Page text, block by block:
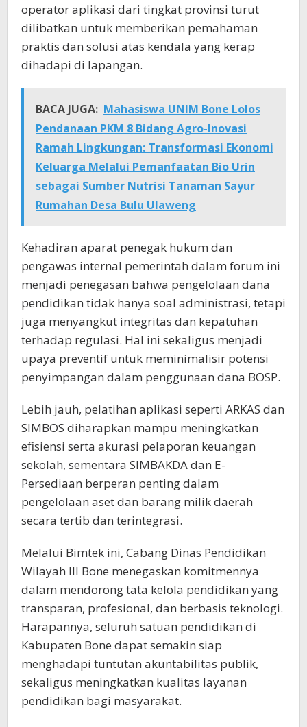
operator aplikasi dari tingkat provinsi turut
dilibatkan untuk memberikan pemahaman
praktis dan solusi atas kendala yang kerap
dihadapi di lapangan.
BACA JUGA: Mahasiswa UNIM Bone Lolos
Pendanaan PKM 8 Bidang Agro-Inovasi
Ramah Lingkungan: Transformasi Ekonomi
Keluarga Melalui Pemanfaatan Bio Urin
sebagai Sumber Nutrisi Tanaman Sayur
Rumahan Desa Bulu Ulaweng
Kehadiran aparat penegak hukum dan
pengawas internal pemerintah dalam forum ini
menjadi penegasan bahwa pengelolaan dana
pendidikan tidak hanya soal administrasi, tetapi
juga menyangkut integritas dan kepatuhan
terhadap regulasi. Hal ini sekaligus menjadi
upaya preventif untuk meminimalisir potensi
penyimpangan dalam penggunaan dana BOSP.
Lebih jauh, pelatihan aplikasi seperti ARKAS dan
SIMBOS diharapkan mampu meningkatkan
efisiensi serta akurasi pelaporan keuangan
sekolah, sementara SIMBAKDA dan E-
Persediaan berperan penting dalam
pengelolaan aset dan barang milik daerah
secara tertib dan terintegrasi.
Melalui Bimtek ini, Cabang Dinas Pendidikan
Wilayah III Bone menegaskan komitmennya
dalam mendorong tata kelola pendidikan yang
transparan, profesional, dan berbasis teknologi.
Harapannya, seluruh satuan pendidikan di
Kabupaten Bone dapat semakin siap
menghadapi tuntutan akuntabilitas publik,
sekaligus meningkatkan kualitas layanan
pendidikan bagi masyarakat.